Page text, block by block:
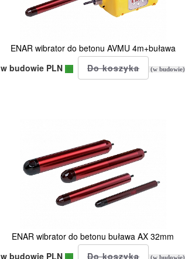
ENAR wibrator do betonu AVMU 4m+buława
w budowie PLN
(w budowie)
ENAR wibrator do betonu buława AX 32mm
w budowie PLN
(w budowie)